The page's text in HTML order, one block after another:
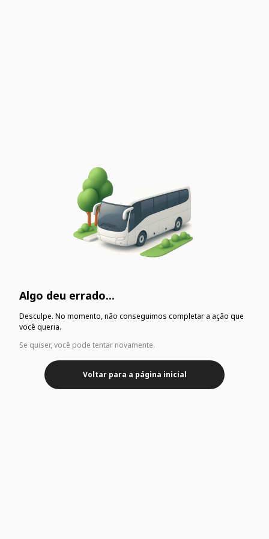
Algo deu errado...
Desculpe. No momento, não conseguimos completar a ação que
você queria.
Se quiser, você pode tentar novamente.
Voltar para a página inicial